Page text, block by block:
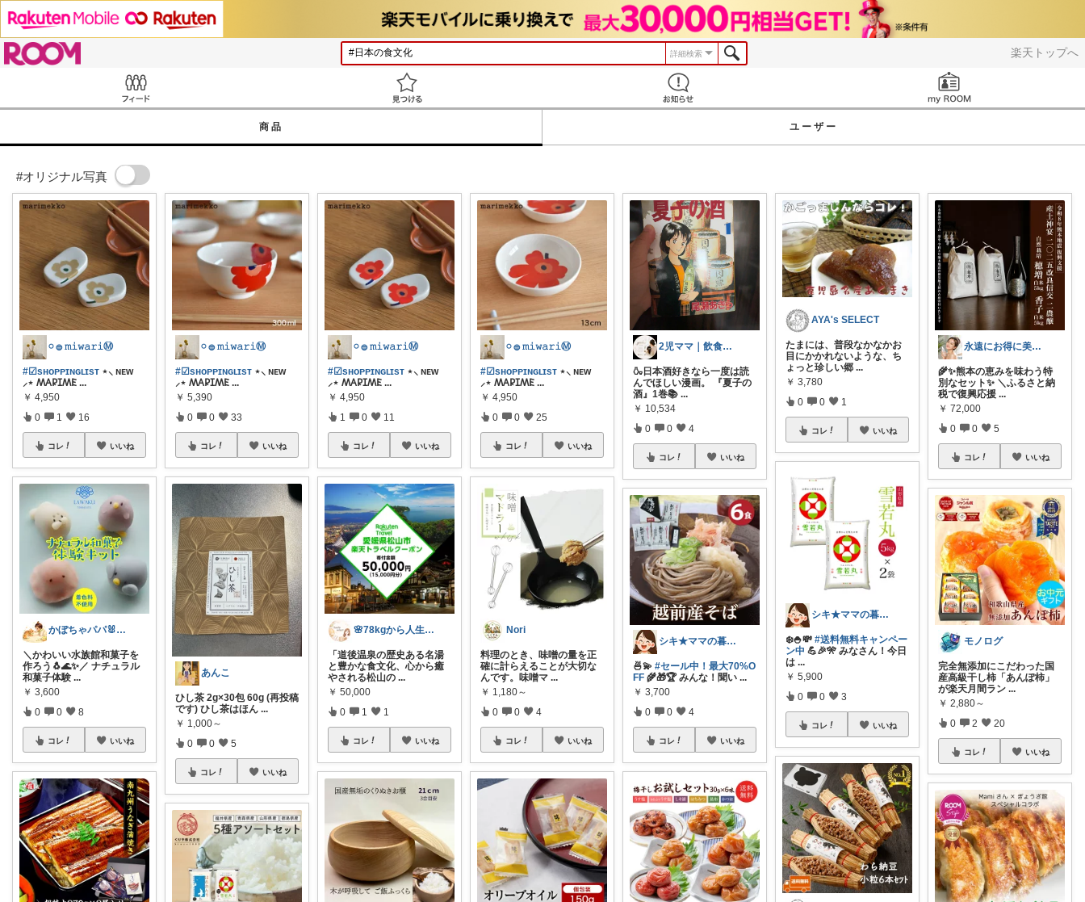
楽天トップへ
詳細検索
商品 ユーザー
#オリジナル写真
𓏸 𓐍 𝚖𝚒𝚠𝚊𝚛𝚒Ⓜ︎
#☑sʜᴏᴘᴘɪɴɢʟɪsᴛ ⋆⸜ ɴᴇᴡ
⸝⋆ 𐊰𐊠𐊯𐊦𐊰𐊤 ...
￥ 4,950
0 1 16
コレ いいね
かぼちゃパパ🐰経由購入感謝です♪
＼かわいい水族館和菓子を
作ろう🐧🌊✨／ ナチュラル
和菓子体験 ...
￥ 3,600
0 0 8
コレ いいね
𓏸 𓐍 𝚖𝚒𝚠𝚊𝚛𝚒Ⓜ︎
#☑sʜᴏᴘᴘɪɴɢʟɪsᴛ ⋆⸜ ɴᴇᴡ
⸝⋆ 𐊰𐊠𐊯𐊦𐊰𐊤 ...
￥ 5,390
0 0 33
コレ いいね
あんこ
ひし茶 2g×30包 60g (再投稿
です) ひし茶はほん ...
￥ 1,000～
0 0 5
コレ いいね
𓏸 𓐍 𝚖𝚒𝚠𝚊𝚛𝚒Ⓜ︎
#☑sʜᴏᴘᴘɪɴɢʟɪsᴛ ⋆⸜ ɴᴇᴡ
⸝⋆ 𐊰𐊠𐊯𐊦𐊰𐊤 ...
￥ 4,950
1 0 11
コレ いいね
🌸78kgから人生最後のダイエット挑戦
「道後温泉の歴史ある名湯
と豊かな食文化、心から癒
やされる松山の ...
￥ 50,000
0 1 1
コレ いいね
𓏸 𓐍 𝚖𝚒𝚠𝚊𝚛𝚒Ⓜ︎
#☑sʜᴏᴘᴘɪɴɢʟɪsᴛ ⋆⸜ ɴᴇᴡ
⸝⋆ 𐊰𐊠𐊯𐊦𐊰𐊤 ...
￥ 4,950
0 0 25
コレ いいね
Nori
料理のとき、味噌の量を正
確に計らえることが大切な
んです。味噌マ ...
￥ 1,180～
0 0 4
コレ いいね
2児ママ｜飲食店経営｜使ってよかったもの
🍶日本酒好きなら一度は読
んでほしい漫画。 『夏子の
酒』1巻📚 ...
￥ 10,534
0 0 4
コレ いいね
シキ★ママの暮らし、キッズ
🍜💫#セール中！最大70%O
FF 🌾🎁🏆 みんな！聞い ...
￥ 3,700
0 0 4
コレ いいね
AYA's SELECT
たまには、普段なかなかお
目にかかれないような、ち
ょっと珍しい郷 ...
￥ 3,780
0 0 1
コレ いいね
シキ★ママの暮らし、キッズ
❄️🍚💸#送料無料キャンペー
ン中 💪🎉🎌 みなさん！今日
は ...
￥ 5,900
0 0 3
コレ いいね
永遠にお得に美しく
🌾✨熊本の恵みを味わう特
別なセット✨ ＼ふるさと納
税で復興応援 ...
￥ 72,000
0 0 5
コレ いいね
モノログ
完全無添加にこだわった国
産高級干し柿「あんぽ柿」
が楽天月間ラン ...
￥ 2,880～
0 2 20
コレ いいね